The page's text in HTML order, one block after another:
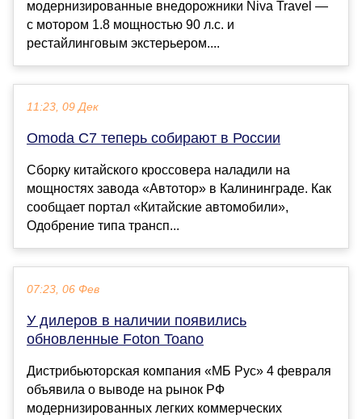
модернизированные внедорожники Niva Travel —
с мотором 1.8 мощностью 90 л.с. и
рестайлинговым экстерьером....
11:23, 09 Дек
Omoda C7 теперь собирают в России
Сборку китайского кроссовера наладили на
мощностях завода «Автотор» в Калининграде. Как
сообщает портал «Китайские автомобили»,
Одобрение типа трансп...
07:23, 06 Фев
У дилеров в наличии появились
обновленные Foton Toano
Дистрибьюторская компания «МБ Рус» 4 февраля
объявила о выводе на рынок РФ
модернизированных легких коммерческих